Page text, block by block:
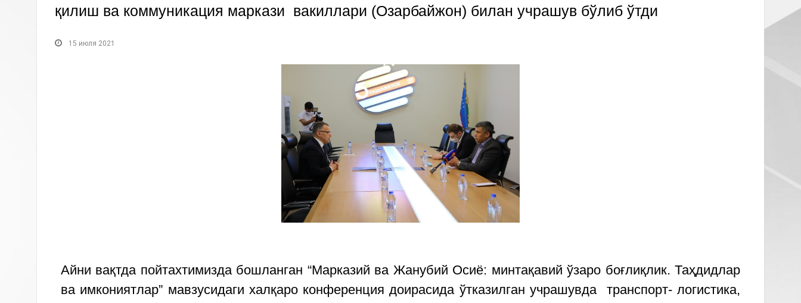
қилиш ва коммуникация маркази вакиллари (Озарбайжон) билан учрашув бўлиб ўтди
15 июля 2021
Айни вақтда пойтахтимизда бошланган “Марказий ва Жанубий Осиё: минтақавий ўзаро боғлиқлик. Таҳдидлар
ва имкониятлар” мавзусидаги халқаро конференция доирасида ўтказилган учрашувда транспорт- логистика,